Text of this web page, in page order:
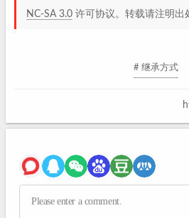
NC-SA 3.0 许可协议。转载请注明出
# 继承方式